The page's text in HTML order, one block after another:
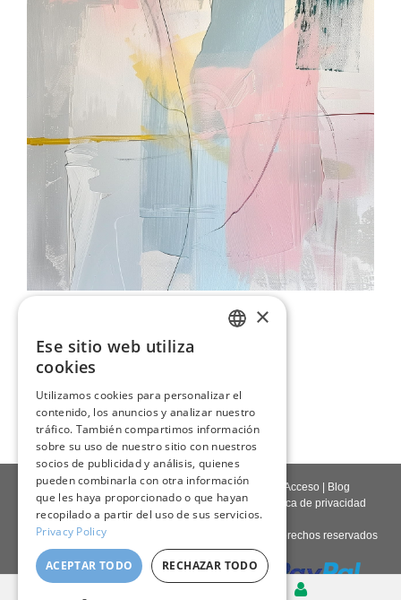
129,00 €
Contáctenos |Quienes somos|Calidad giclée Acceso
Blog
Política de entrega|Política de devoluciones Política de privacidad
Derechos de autor © 2026 - Todos los derechos reservados
GERMAN
FRENCH
SPANISH
×
Ese sitio web utiliza
cookies
Utilizamos cookies para personalizar el
contenido, los anuncios y analizar nuestro
tráfico. También compartimos información
sobre su uso de nuestro sitio con nuestros
socios de publicidad y análisis, quienes
pueden combinarla con otra información
que les haya proporcionado o que hayan
recopilado a partir del uso de sus servicios.
Privacy Policy
ACEPTAR TODO RECHAZAR TODO